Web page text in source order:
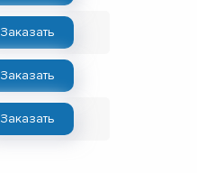
Заказать
Заказать
Заказать